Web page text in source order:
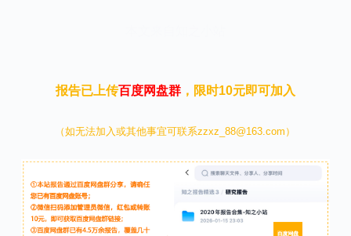
报告已上传百度网盘群，限时10元即可加入
（如无法加入或其他事宜可联系zzxz_88@163.com）